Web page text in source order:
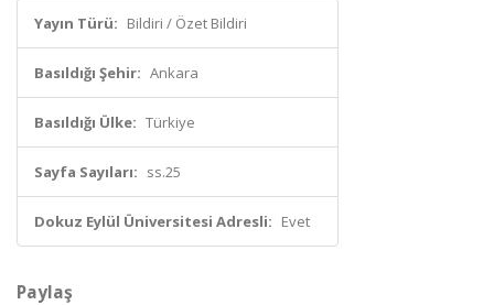
Yayın Türü: Bildiri / Özet Bildiri
Basıldığı Şehir: Ankara
Basıldığı Ülke: Türkiye
Sayfa Sayıları: ss.25
Dokuz Eylül Üniversitesi Adresli: Evet
Paylaş